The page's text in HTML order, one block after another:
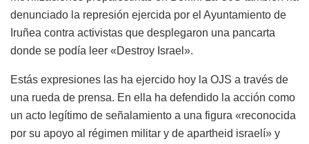
denunciado la represión ejercida por el Ayuntamiento de
Iruñea contra activistas que desplegaron una pancarta
donde se podía leer «Destroy Israel».
Estás expresiones las ha ejercido hoy la OJS a través de
una rueda de prensa. En ella ha defendido la acción como
un acto legítimo de señalamiento a una figura «reconocida
por su apoyo al régimen militar y de apartheid israelí» y